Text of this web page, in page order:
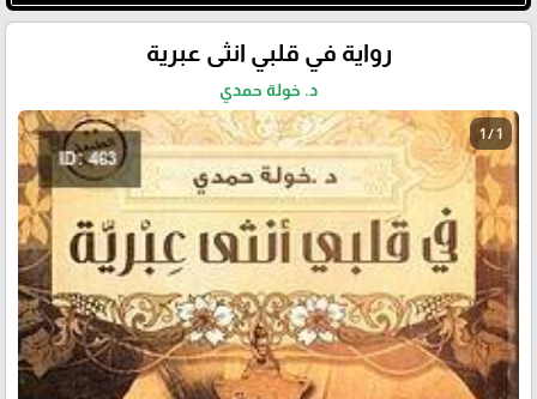
رواية في قلبي انثى عبرية
د. خولة حمدي
1 / 1